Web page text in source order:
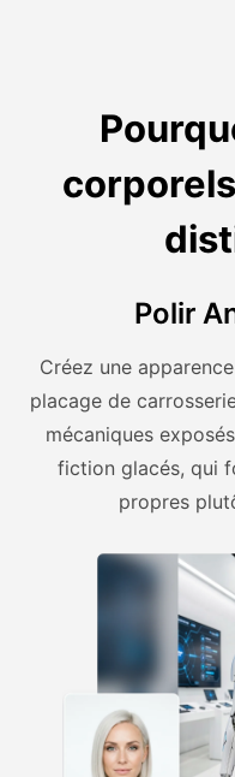
Polir
Créez une
placage de
mécaniques
fiction glacés, qui
propres